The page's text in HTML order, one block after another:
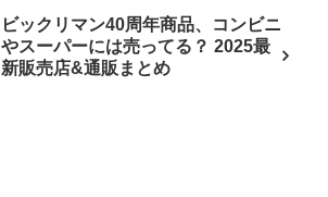
ビックリマン40周年商品、コンビニ
やスーパーには売ってる？ 2025最
新販売店&通販まとめ